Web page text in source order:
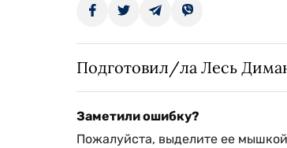
Подготовил/ла Лесь
Заметили ошибку?
Пожалуйста, выделите ее